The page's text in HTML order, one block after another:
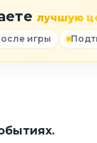
лучшую
игры